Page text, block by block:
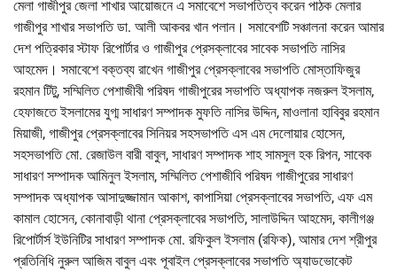
মেলা গাজীপুর জেলা শাখার আয়োজনে এ সমাবেশে সভাপতিত্ব করেন পাঠক মেলার
গাজীপুর শাখার সভাপতি ডা. আলী আকবর খান পলান। সমাবেশটি সঞ্চালনা করেন আমার
দেশ পত্রিকার স্টাফ রিপোর্টার ও গাজীপুর প্রেসক্লাবের সাবেক সভাপতি নাসির
আহমেদ। সমাবেশে বক্তব্য রাখেন গাজীপুর প্রেসক্লাবের সভাপতি মোস্তাফিজুর
রহমান টিটু, সম্মিলিত পেশাজীবী পরিষদ গাজীপুরের সভাপতি অধ্যাপক নজরুল ইসলাম,
হেফাজতে ইসলামের যুগ্ম সাধারণ সম্পাদক মুফতি নাসির উদ্দিন, মাওলানা হাবিবুর রহমান
মিয়াজী, গাজীপুর প্রেসক্লাবের সিনিয়র সহসভাপতি এস এম দেলোয়ার হোসেন,
সহসভাপতি মো. রেজাউল বারী বাবুল, সাধারণ সম্পাদক শাহ সামসুল হক রিপন, সাবেক
সাধারণ সম্পাদক আমিনুল ইসলাম, সম্মিলিত পেশাজীবি পরিষদ গাজীপুরের সাধারণ
সম্পাদক অধ্যাপক আসাদুজ্জামান আকাশ, কাপাসিয়া প্রেসক্লাবের সভাপতি, এফ এম
কামাল হোসেন, কোনাবাড়ী থানা প্রেসক্লাবের সভাপতি, সালাউদ্দিন আহমেদ, কালীগঞ্জ
রিপোর্টার্স ইউনিটির সাধারণ সম্পাদক মো. রফিকুল ইসলাম (রফিক), আমার দেশ শ্রীপুর
প্রতিনিধি নুরুল আজিম বাবুল এবং পূবাইল প্রেসক্লাবের সভাপতি অ্যাডভোকেট